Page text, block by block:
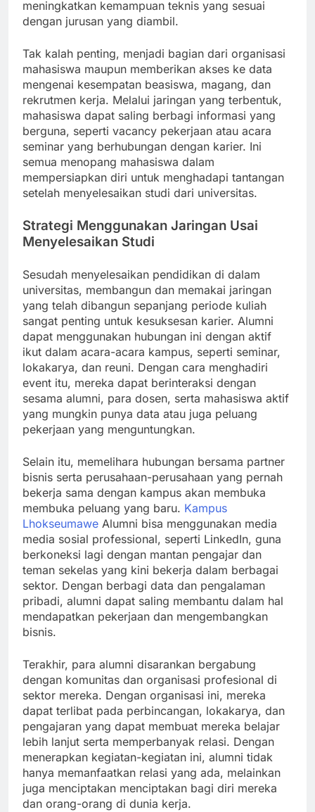
meningkatkan kemampuan teknis yang sesuai
dengan jurusan yang diambil.
Tak kalah penting, menjadi bagian dari organisasi
mahasiswa maupun memberikan akses ke data
mengenai kesempatan beasiswa, magang, dan
rekrutmen kerja. Melalui jaringan yang terbentuk,
mahasiswa dapat saling berbagi informasi yang
berguna, seperti vacancy pekerjaan atau acara
seminar yang berhubungan dengan karier. Ini
semua menopang mahasiswa dalam
mempersiapkan diri untuk menghadapi tantangan
setelah menyelesaikan studi dari universitas.
Strategi Menggunakan Jaringan Usai
Menyelesaikan Studi
Sesudah menyelesaikan pendidikan di dalam
universitas, membangun dan memakai jaringan
yang telah dibangun sepanjang periode kuliah
sangat penting untuk kesuksesan karier. Alumni
dapat menggunakan hubungan ini dengan aktif
ikut dalam acara-acara kampus, seperti seminar,
lokakarya, dan reuni. Dengan cara menghadiri
event itu, mereka dapat berinteraksi dengan
sesama alumni, para dosen, serta mahasiswa aktif
yang mungkin punya data atau juga peluang
pekerjaan yang menguntungkan.
Selain itu, memelihara hubungan bersama partner
bisnis serta perusahaan-perusahaan yang pernah
bekerja sama dengan kampus akan membuka
membuka peluang yang baru. Kampus
Lhokseumawe Alumni bisa menggunakan media
media sosial professional, seperti LinkedIn, guna
berkoneksi lagi dengan mantan pengajar dan
teman sekelas yang kini bekerja dalam berbagai
sektor. Dengan berbagi data dan pengalaman
pribadi, alumni dapat saling membantu dalam hal
mendapatkan pekerjaan dan mengembangkan
bisnis.
Terakhir, para alumni disarankan bergabung
dengan komunitas dan organisasi profesional di
sektor mereka. Dengan organisasi ini, mereka
dapat terlibat pada perbincangan, lokakarya, dan
pengajaran yang dapat membuat mereka belajar
lebih lanjut serta memperbanyak relasi. Dengan
menerapkan kegiatan-kegiatan ini, alumni tidak
hanya memanfaatkan relasi yang ada, melainkan
juga menciptakan menciptakan bagi diri mereka
dan orang-orang di dunia kerja.